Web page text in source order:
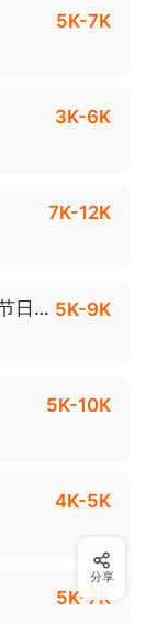
5K-7K
3K-6K
7K-12K
车间操作员（五险一金+提供食宿+节日福利） 5K-9K
5K-10K
4K-5K
5K-7K
分享